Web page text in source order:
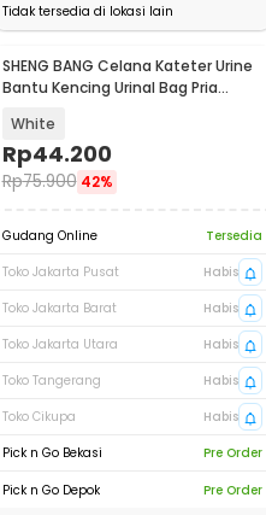
Tidak tersedia di lokasi lain
SHENG BANG Celana Kateter Urine
Bantu Kencing Urinal Bag Pria
White
Rp44.200
Rp75.900 42%
Gudang Online
Tersedia
Toko Jakarta Pusat
Habis
Toko Jakarta Barat
Habis
Toko Jakarta Utara
Habis
Toko Tangerang
Habis
Toko Cikupa
Habis
Pick n Go Bekasi
Pre Order
Pick n Go Depok
Pre Order